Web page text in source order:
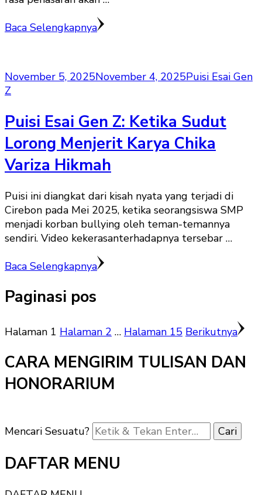
Baca Selengkapnya
November 5, 2025November 4, 2025Puisi Esai Gen
Z
Puisi Esai Gen Z: Ketika Sudut
Lorong Menjerit Karya Chika
Variza Hikmah
Puisi ini diangkat dari kisah nyata yang terjadi di
Cirebon pada Mei 2025, ketika seorangsiswa SMP
menjadi korban bullying oleh teman-temannya
sendiri. Video kekerasanterhadapnya tersebar …
Baca Selengkapnya
Paginasi pos
Halaman 1 Halaman 2 … Halaman 15 Berikutnya
CARA MENGIRIM TULISAN DAN
HONORARIUM
Mencari Sesuatu?
DAFTAR MENU